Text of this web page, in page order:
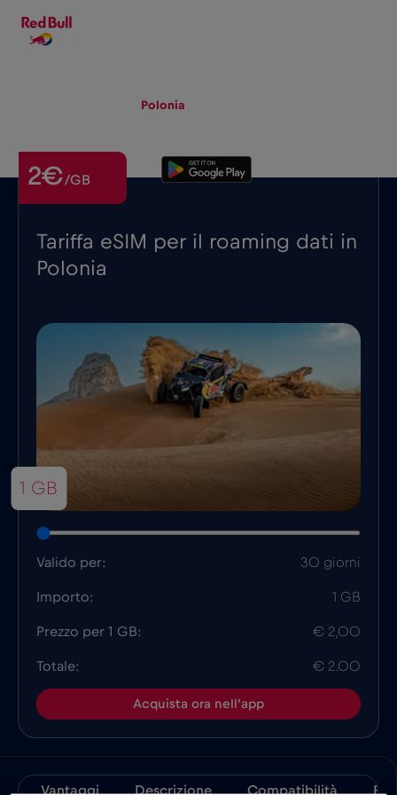
Polonia
Tariffa eSIM per il roaming dati in
Polonia
2€/GB
1 GB
Valido per: 30 giorni
Importo: 1 GB
Prezzo per 1 GB: € 2,00
Totale: € 2.00
Acquista ora nell'app
Vantaggi Descrizione Compatibilità